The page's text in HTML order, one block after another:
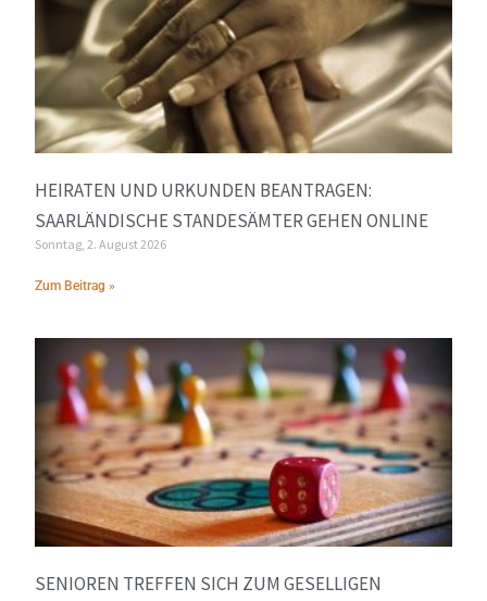
HEIRATEN UND URKUNDEN BEANTRAGEN:
SAARLÄNDISCHE STANDESÄMTER GEHEN ONLINE
Sonntag, 2. August 2026
Zum Beitrag »
SENIOREN TREFFEN SICH ZUM GESELLIGEN